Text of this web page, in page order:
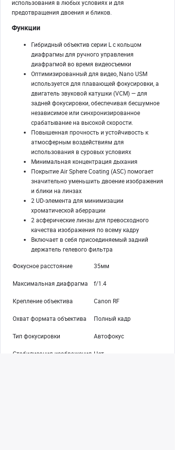
использования в любых условиях и для
предотвращения двоения и бликов.
Функции
Гибридный объектив серии L с кольцом
диафрагмы для ручного управления
диафрагмой во время видеосъемки
Оптимизированный для видео, Nano USM
используется для плавающей фокусировки, а
двигатель звуковой катушки (VCM) — для
задней фокусировки, обеспечивая бесшумное
независимое или синхронизированное
срабатывание на высокой скорости.
Повышенная прочность и устойчивость к
атмосферным воздействиям для
использования в суровых условиях
Минимальная концентрация дыхания
Покрытие Air Sphere Coating (ASC) помогает
значительно уменьшить двоение изображения
и блики на линзах
2 UD-элемента для минимизации
хроматической аберрации
2 асферические линзы для превосходного
качества изображения по всему кадру
Включает в себя присоединяемый задний
держатель гелевого фильтра
Фокусное расстояние 35мм
Максимальная диафрагма f/1.4
Крепление объектива Canon RF
Охват формата объектива Полный кадр
Тип фокусировки Автофокус
Стабилизация изображения Нет